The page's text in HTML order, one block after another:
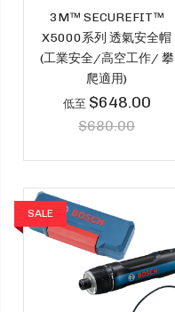
3M™ SECUREFIT™
X5000系列 透氣安全帽
(工業安全/高空工作/ 攀
爬適用)
低至 $648.00
$680.00
SALE